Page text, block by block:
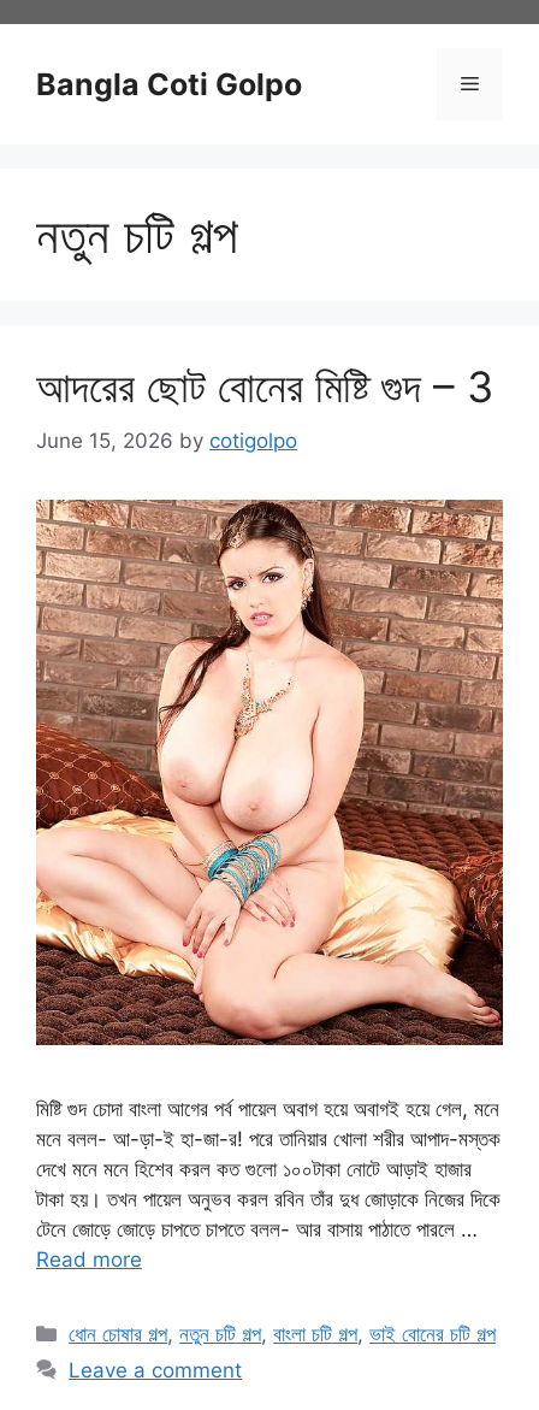
contentBangla Coti Golpo Menu
নতুন চটি গল্প
আদরের ছোট বোনের মিষ্টি গুদ – 3
June 15, 2026 by cotigolpo
মিষ্টি গুদ চোদা বাংলা আগের পর্ব পায়েল অবাগ হয়ে অবাগই হয়ে গেল, মনে
মনে বলল- আ-ড়া-ই হা-জা-র! পরে তানিয়ার খোলা শরীর আপাদ-মস্তক
দেখে মনে মনে হিশেব করল কত গুলো ১০০টাকা নোটে আড়াই হাজার
টাকা হয়। তখন পায়েল অনুভব করল রবিন তাঁর দুধ জোড়াকে নিজের দিকে
টেনে জোড়ে জোড়ে চাপতে চাপতে বলল- আর বাসায় পাঠাতে পারলে …
Read more
Categories
ধোন চোষার গল্প,নতুন চটি গল্প,বাংলা চটি গল্প,ভাই বোনের চটি গল্প
Leave a comment